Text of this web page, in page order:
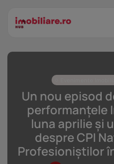
STUDIU
mai...
25 noiembrie 2025
Un nou episod
performanțele
luna aprilie și
despre CPI
Profesioniștilor